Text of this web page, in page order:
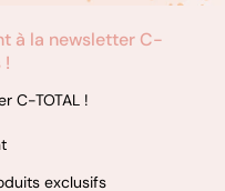
à la newsletter C-
!
C-TOTAL !
exclusifs